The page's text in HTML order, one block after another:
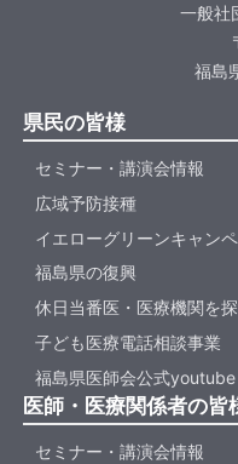
一般社
福島
県民の皆様
セミナー・講演会情報
広域予防接種
イエローグリーンキャン
福島県の復興
休日当番医・医療機関を
子ども医療電話相談事業
福島県医師会公式youtube
医師・医療関係者の皆
セミナー・講演会情報